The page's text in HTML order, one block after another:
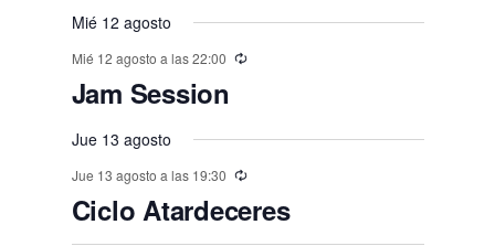
e
n
t
o
s
,
,
s
,
s
,
s
,
s
,
s
o
s
,
o
s
,
o
,
o
s
o
o
o
o
t
o
,
o
,
t
,
Mié 12 agosto
Mié 12 agosto a las 22:00
Jam Session
Jue 13 agosto
Jue 13 agosto a las 19:30
Ciclo Atardeceres